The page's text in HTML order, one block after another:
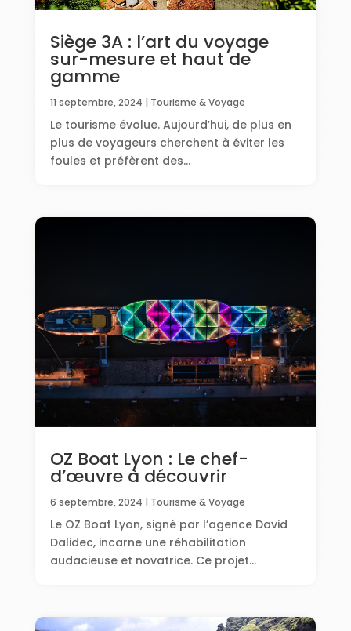
Siège 3A : l’art du voyage
sur-mesure et haut de
gamme
11 septembre, 2024 | Tourisme & Voyage
Le tourisme évolue. Aujourd’hui, de plus en
plus de voyageurs cherchent à éviter les
foules et préfèrent des...
OZ Boat Lyon : Le chef-
d’œuvre à découvrir
6 septembre, 2024 | Tourisme & Voyage
Le OZ Boat Lyon, signé par l’agence David
Dalidec, incarne une réhabilitation
audacieuse et novatrice. Ce projet...